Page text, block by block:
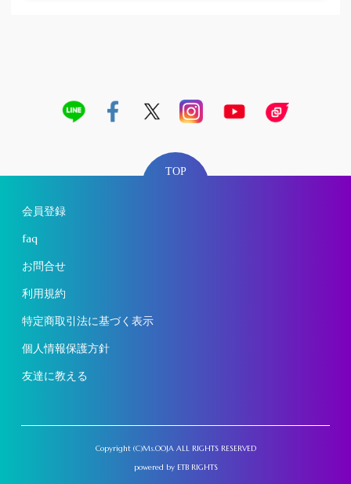
TOP
会員登録
faq
お問合せ
利用規約
特定商取引法に基づく表示
個人情報保護方針
友達に教える
Copyright (C)Ms.OOJA ALL RIGHTS RESERVED
powered by ETB RIGHTS